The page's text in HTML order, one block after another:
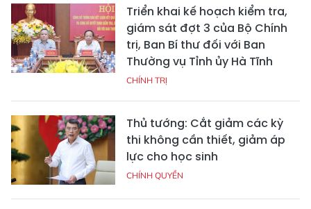
Triển khai kế hoạch kiểm tra,
giám sát đợt 3 của Bộ Chính
trị, Ban Bí thư đối với Ban
Thường vụ Tỉnh ủy Hà Tĩnh
CHÍNH TRỊ
Thủ tướng: Cắt giảm các kỳ
thi không cần thiết, giảm áp
lực cho học sinh
CHÍNH QUYỀN